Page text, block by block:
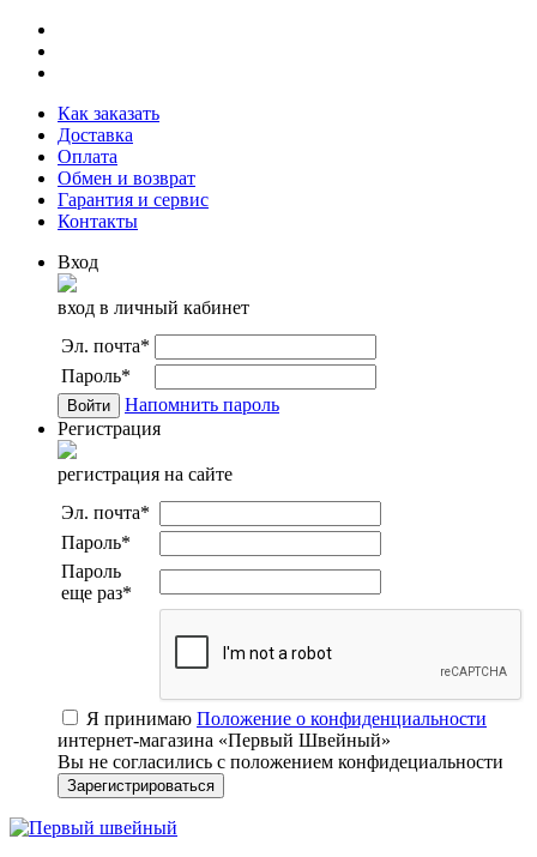
Как заказать
Доставка
Оплата
Обмен и возврат
Гарантия и сервис
Контакты
Вход
вход в личный кабинет
Эл. почта*
Пароль*
Напомнить пароль
Регистрация
регистрация на сайте
Эл. почта*
Пароль*
Пароль
еще раз*
Я принимаю Положение о конфиденциальности
интернет-магазина «Первый Швейный»
Вы не согласились с положением конфидециальности